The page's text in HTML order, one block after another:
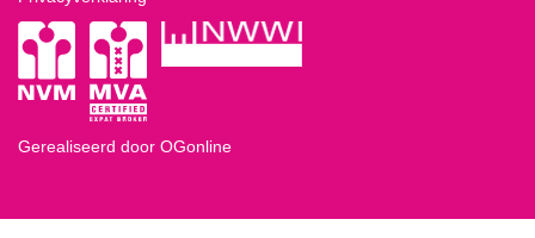
Gerealiseerd door OGonline